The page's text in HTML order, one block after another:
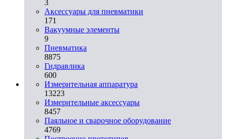
3
Аксессуары для пневматики
171
Вакуумные элементы
9
Пневматика
8875
Гидравлика
600
Измерительная аппаратура
13223
Измерительные аксессуары
8457
Паяльное и сварочное оборудование
4769